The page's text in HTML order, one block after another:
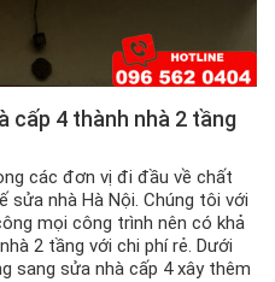
cấp 4 thành nhà 2 tầng
các đơn vị đi đầu về chất
nhà Hà Nội. Chúng tôi với
mọi công trình nên có khả
2 tầng với chi phí rẻ. Dưới
sang sửa nhà cấp 4 xây thêm